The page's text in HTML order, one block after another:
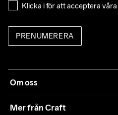
Klicka i för att acceptera våra
PRENUMERERA
Om oss
Mer från Craft